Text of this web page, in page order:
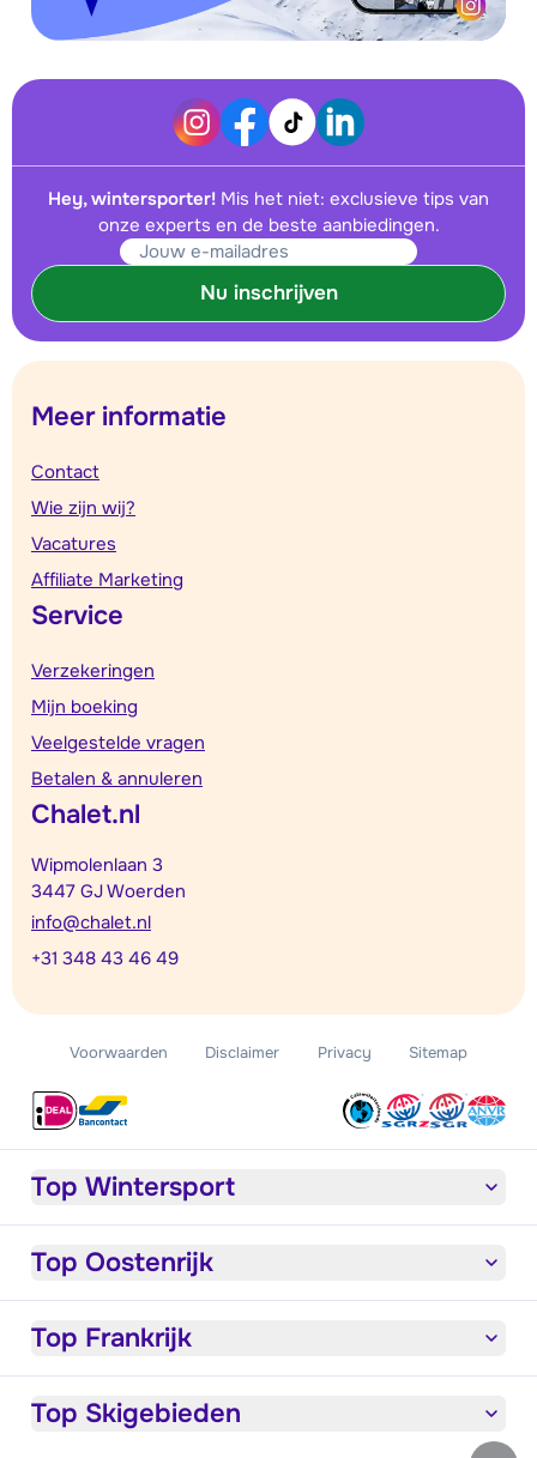
Hey, wintersporter! Mis het niet: exclusieve tips van
onze experts en de beste aanbiedingen.
Nu inschrijven
Meer informatie
Contact
Wie zijn wij?
Vacatures
Affiliate Marketing
Service
Verzekeringen
Mijn boeking
Veelgestelde vragen
Betalen & annuleren
Chalet.nl
Wipmolenlaan 3
3447 GJ Woerden
info@chalet.nl
+31 348 43 46 49
Voorwaarden Disclaimer Privacy Sitemap
Top Wintersport
Top Oostenrijk
Top Frankrijk
Top Skigebieden